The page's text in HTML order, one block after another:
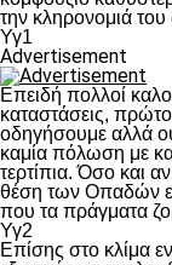
την κληρονομιά
Υγ1
Advertisement
Επειδή πολλοί
καταστάσεις,
οδηγήσουμε αλλά
καμία πόλωση με
τερτίπια. Όσο και
θέση των Οπαδών
που τα πράγματα
Υγ2
Επίσης στο κλίμα